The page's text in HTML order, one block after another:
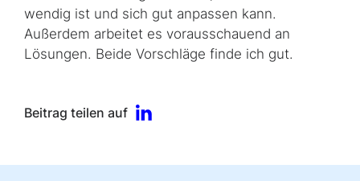
wendig ist und sich gut anpassen kann.
Außerdem arbeitet es vor­aus­schau­end an
Lösungen. Beide Vorschläge finde ich gut.
Beitrag teilen auf